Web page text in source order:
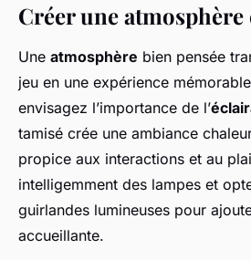
Créer une
Une atmosphère bien pensée
jeu en une expérience
envisagez l’importance de l’
tamisé crée une ambiance
propice aux interactions et au
intelligemment des lampes et
guirlandes lumineuses pour
accueillante.